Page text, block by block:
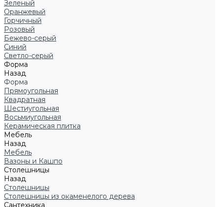
Зеленый
Оранжевый
Горчичный
Розовый
Бежево-серый
Синий
Светло-серый
Форма
Назад
Форма
Прямоугольная
Квадратная
Шестиугольная
Восьмиугольная
Керамическая плитка
Мебель
Назад
Мебель
Вазоны и Кашпо
Столешницы
Назад
Столешницы
Столешницы из окаменелого дерева
Сантехника